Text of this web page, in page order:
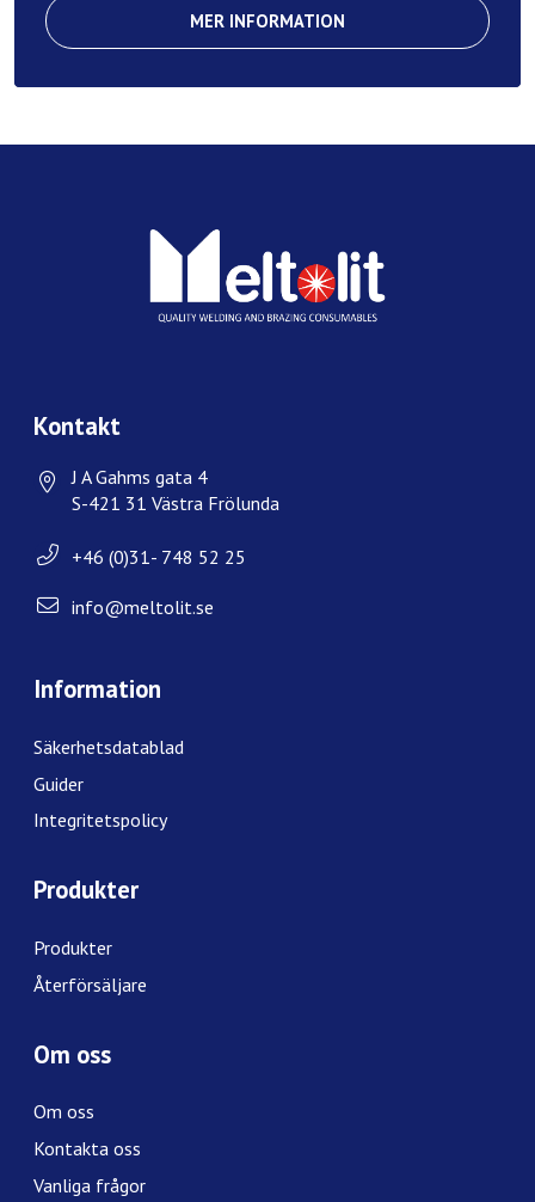
MER INFORMATION
Kontakt
J A Gahms gata 4
S-421 31 Västra Frölunda
+46 (0)31- 748 52 25
info@meltolit.se
Information
Säkerhetsdatablad
Guider
Integritetspolicy
Produkter
Produkter
Återförsäljare
Om oss
Om oss
Kontakta oss
Vanliga frågor